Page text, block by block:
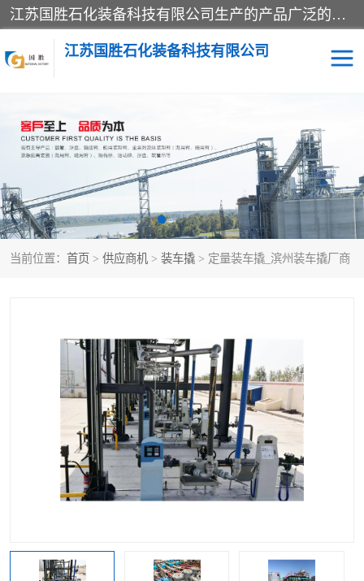
江苏国胜石化装备科技有限公司生产的产品广泛的应用于石油、石化等行业中，产品种类齐全，其中包括装卸鹤管、汽车鹤管、火车鹤管、装车鹤管、卸车鹤管、上装鹤管、下装鹤管、lng鹤管、发油鹤管、液氨鹤管、液化气鹤管等，我们生产的产品质量上乘，价格实惠，服务好，买鹤管就到国胜石化装备！
江苏国胜石化装备科技有限公司
当前位置： 首页 > 供应商机 > 装车撬 > 定量装车撬_滨州装车撬厂商
输油臂 鹤管活动梯